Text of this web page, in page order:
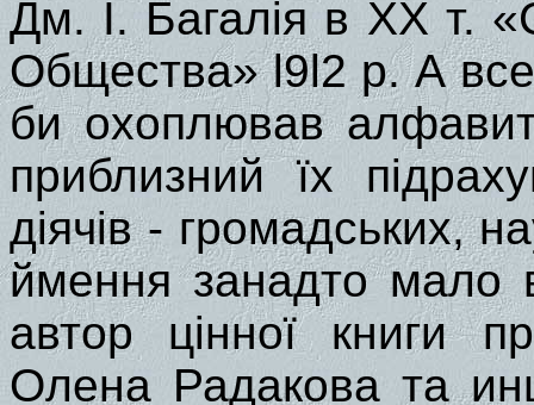
Дм. І. Багалія в XX т.
Общества» l9l2 р. А все
би охоплював
приблизний їх
діячів - громадських,
ймення занадто мало
автор цінної книги
Олена Радакова та